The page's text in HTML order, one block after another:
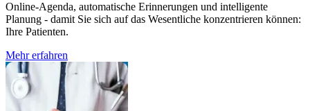
Online-Agenda, automatische Erinnerungen und intelligente
Planung - damit Sie sich auf das Wesentliche konzentrieren können:
Ihre Patienten.
Mehr erfahren